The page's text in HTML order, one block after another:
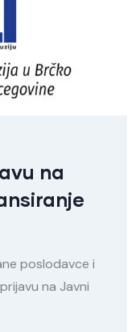
na
poslodavce i
na Javni